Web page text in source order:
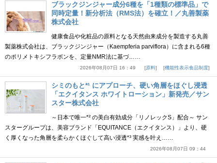
ブラックジンジャー成分6種を「1種類の標準品」で
同時定量！新分析法（RMS法）を確立！／丸善製薬
株式会社
健康食品や化粧品の原料となる天然由来成分を製造する丸善
製薬株式会社は、ブラックジンジャー（Kaempferia parviflora）に含まれる6種
のポリメトキシフラボンを、定量NMR法に基づ……
2026年08月07日 16：49 原料 機能性表示食品制度
シミのもと*¹ にアプローチ、硬い角層をほぐし浸透
「エクイタンス ホワイトローション」新発売／サン
スター株式会社
～日本で唯一*² の美白有効成分「リノレックS」配合～ サン
スターグループは、美容ブランド「EQUITANCE（エクイタンス）」より、硬
く厚くなった角層を柔らかくほぐして高い浸透*³ 実感を叶え……
2026年08月07日 09：44